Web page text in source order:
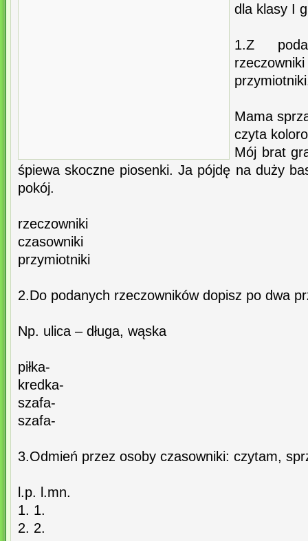
dla klasy I
1.Z
Mama
czyta
Mój brat
śpiewa skoczne piosenki. Ja pójdę na duży
pokój.
rzeczowniki
czasowniki
przymiotniki
2.Do podanych rzeczowników dopisz po dwa
Np. ulica – długa, wąska
piłka-
kredka-
szafa-
szafa-
3.Odmień przez osoby czasowniki: czytam,
l.p. l.mn.
1. 1.
2. 2.